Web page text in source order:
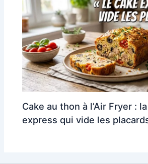
Cake au thon à l’Air Fryer :
express qui vide les